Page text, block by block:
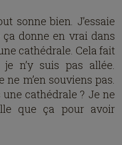
sonne bien. J’essaie
ça donne en vrai dans
cathédrale. Cela fait
n’y suis pas allée.
ne m’en souviens pas.
cathédrale ? Je ne
que ça pour avoir